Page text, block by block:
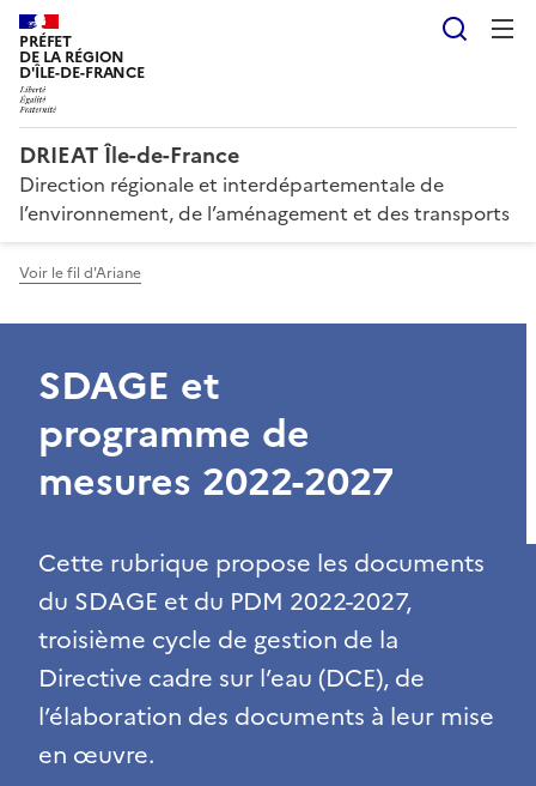
PRÉFET
DE LA RÉGION
D'ÎLE-DE-FRANCE
DRIEAT Île-de-France
Direction régionale et interdépartementale de
l’environnement, de l’aménagement et des transports
Voir le fil d'Ariane
SDAGE et
programme de
mesures 2022-2027
Cette rubrique propose les documents
du SDAGE et du PDM 2022-2027,
troisième cycle de gestion de la
Directive cadre sur l’eau (DCE), de
l’élaboration des documents à leur mise
en œuvre.